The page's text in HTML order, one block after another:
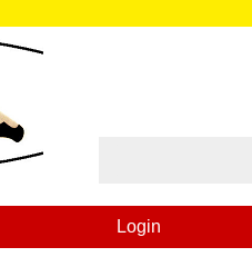
Login